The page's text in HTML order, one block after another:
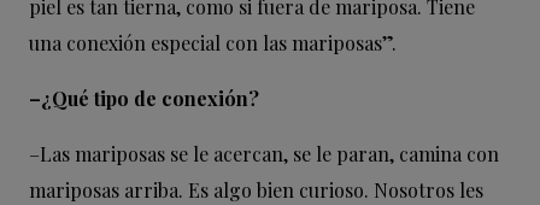
piel es tan tierna, como si fuera de mariposa. Tiene
una conexión especial con las mariposas”.
–¿Qué tipo de conexión?
–Las mariposas se le acercan, se le paran, camina con
mariposas arriba. Es algo bien curioso. Nosotros les